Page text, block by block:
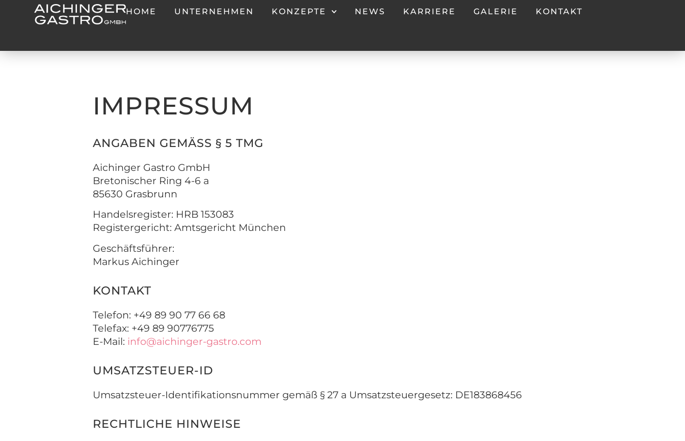
HOME UNTERNEHMEN KONZEPTE NEWS KARRIERE GALERIE KONTAKT
IMPRESSUM
ANGABEN GEMÄSS § 5 TMG
Aichinger Gastro GmbH
Bretonischer Ring 4-6 a
85630 Grasbrunn
Handelsregister: HRB 153083
Registergericht: Amtsgericht München
Geschäftsführer:
Markus Aichinger
KONTAKT
Telefon: +49 89 90 77 66 68
Telefax: +49 89 90776775
E-Mail: info@aichinger-gastro.com
UMSATZSTEUER-ID
Umsatzsteuer-Identifikationsnummer gemäß § 27 a Umsatzsteuergesetz: DE183868456
RECHTLICHE HINWEISE